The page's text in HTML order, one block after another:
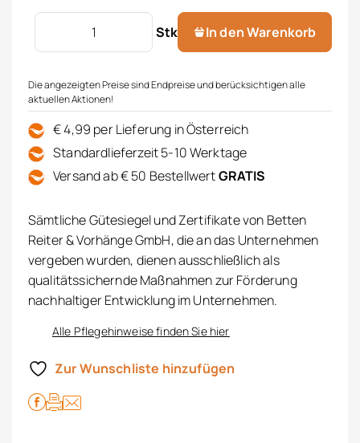
Stk
OLPHACTORY Raumspray 500 ml Menge
In den Warenkorb
Die angezeigten Preise sind Endpreise und berücksichtigen alle
aktuellen Aktionen!
€ 4,99 per Lieferung in Österreich
Standardlieferzeit 5-10 Werktage
Versand ab € 50 BestellwertGRATIS
Sämtliche Gütesiegel und Zertifikate von Betten
Reiter & Vorhänge GmbH, die an das Unternehmen
vergeben wurden, dienen ausschließlich als
qualitätssichernde Maßnahmen zur Förderung
nachhaltiger Entwicklung im Unternehmen.
Alle Pflegehinweise finden Sie hier
Zur Wunschliste hinzufügen